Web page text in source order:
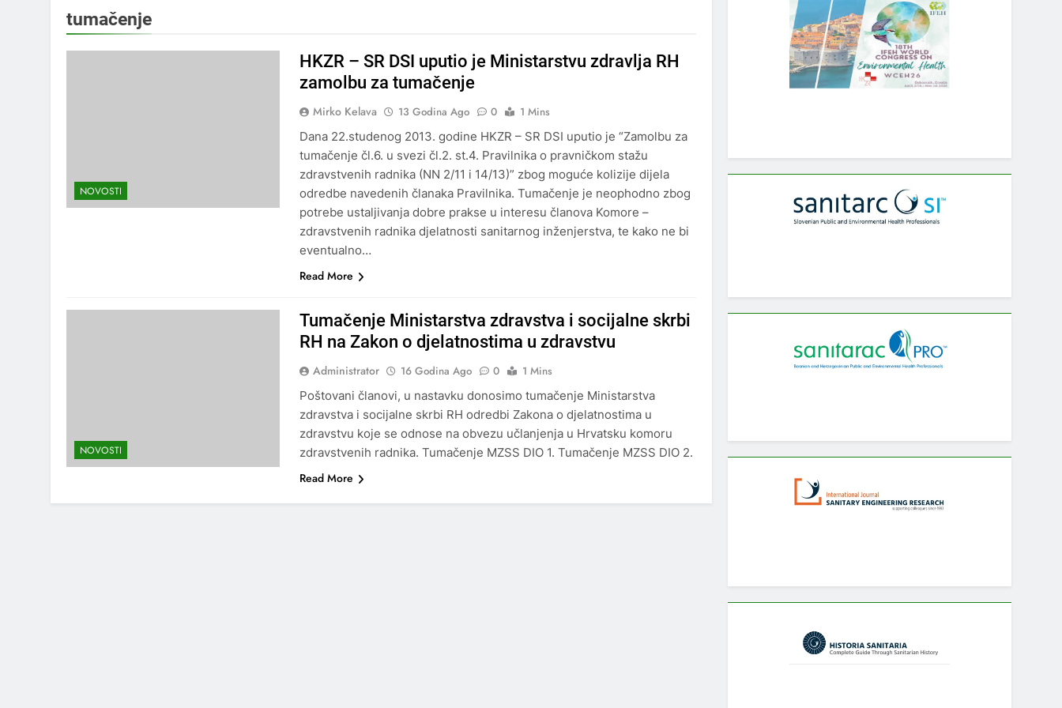
tumačenje
NOVOSTI
HKZR – SR DSI uputio je Ministarstvu zdravlja RH
zamolbu za tumačenje
Mirko Kelava 13 Godina Ago 0
1 Mins
Dana 22.studenog 2013. godine HKZR – SR DSI uputio je “Zamolbu za
tumačenje čl.6. u svezi čl.2. st.4. Pravilnika o pravničkom stažu
zdravstvenih radnika (NN 2/11 i 14/13)” zbog moguće kolizije dijela
odredbe navedenih članaka Pravilnika. Tumačenje je neophodno zbog
potrebe ustaljivanja dobre prakse u interesu članova Komore –
zdravstvenih radnika djelatnosti sanitarnog inženjerstva, te kako ne bi
eventualno…
Read More
NOVOSTI
Tumačenje Ministarstva zdravstva i socijalne skrbi
RH na Zakon o djelatnostima u zdravstvu
Administrator 16 Godina Ago 0
1 Mins
Poštovani članovi, u nastavku donosimo tumačenje Ministarstva
zdravstva i socijalne skrbi RH odredbi Zakona o djelatnostima u
zdravstvu koje se odnose na obvezu učlanjenja u Hrvatsku komoru
zdravstvenih radnika. Tumačenje MZSS DIO 1. Tumačenje MZSS DIO 2.
Read More